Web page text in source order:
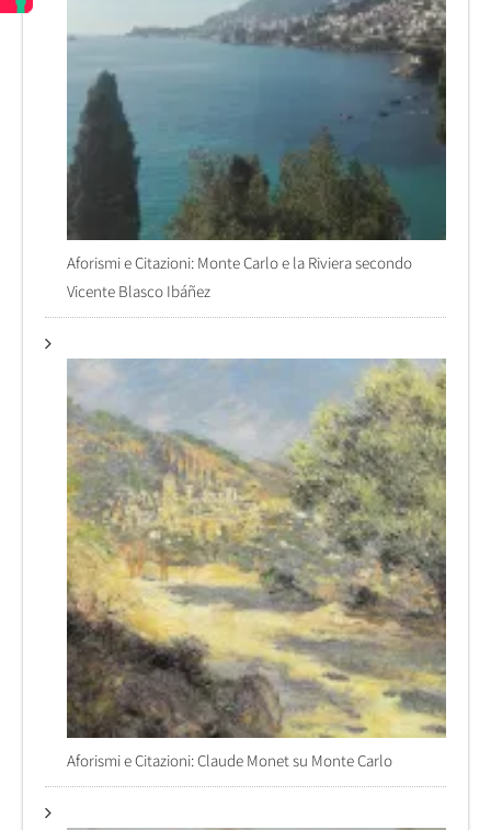
Aforismi e Citazioni: Monte Carlo e la Riviera secondo
Vicente Blasco Ibáñez
Aforismi e Citazioni: Claude Monet su Monte Carlo